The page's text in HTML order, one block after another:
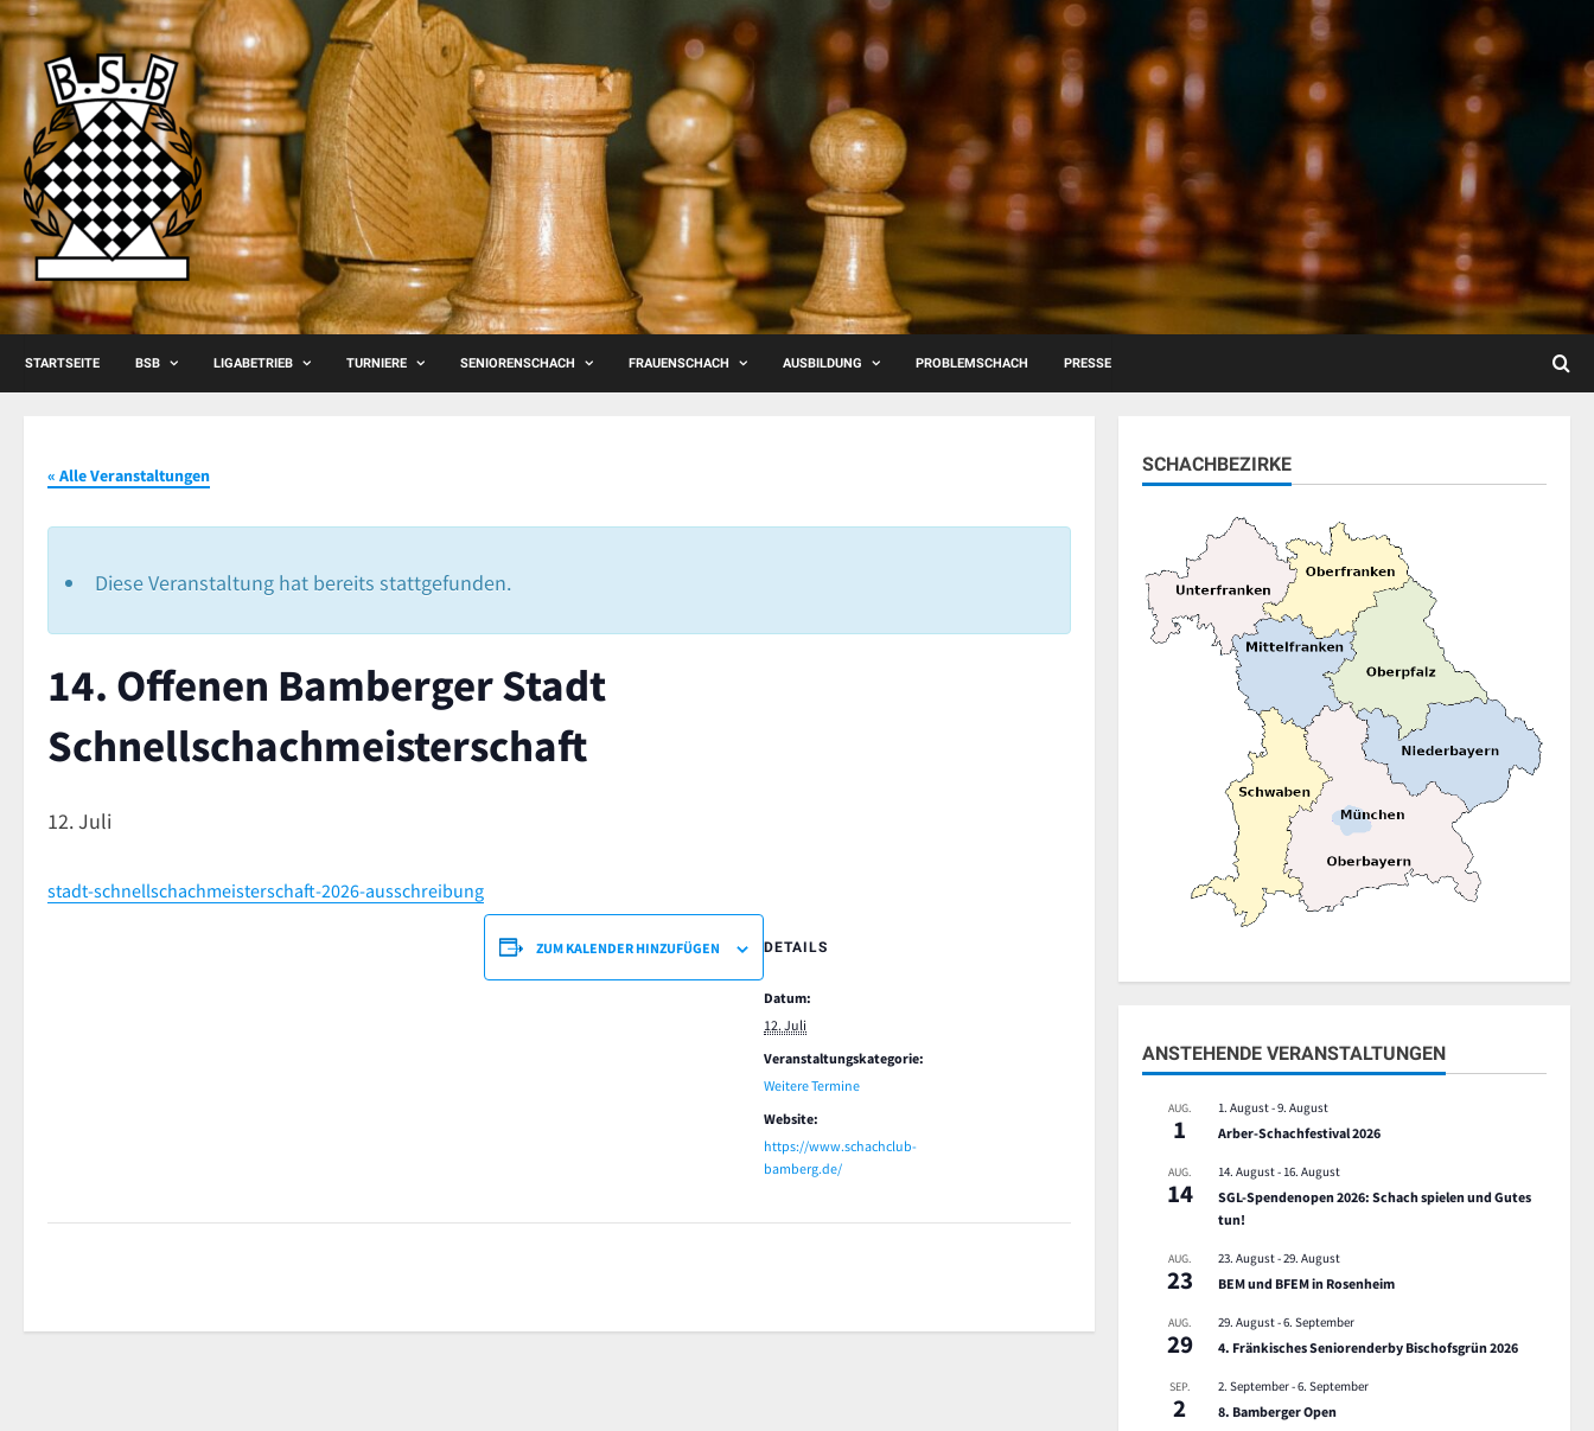
Skip
to
content
STARTSEITE BSB LIGABETRIEB TURNIERE SENIORENSCHACH FRAUENSCHACH AUSBILDUNG PROBLEMSCHACH PRESSE
« Alle Veranstaltungen
Diese Veranstaltung hat bereits stattgefunden.
14. Offenen Bamberger Stadt
Schnellschachmeisterschaft
12. Juli
stadt-schnellschachmeisterschaft-2026-ausschreibung
ZUM KALENDER HINZUFÜGEN DETAILS
Datum:
12. Juli
Veranstaltungskategorie:
Weitere Termine
Website:
https://www.schachclub-
bamberg.de/
SCHACHBEZIRKE
ANSTEHENDE VERANSTALTUNGEN
AUG.
1
1. August-9. August
Arber-Schachfestival 2026
AUG.
14
14. August- 16. August
SGL-Spendenopen 2026: Schach spielen und Gutes
tun!
AUG.
23
23. August-29. August
BEM und BFEM in Rosenheim
AUG.
29
29. August-6. September
4. Fränkisches Seniorenderby Bischofsgrün 2026
SEP.
2
2. September-6. September
8. Bamberger Open